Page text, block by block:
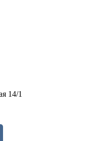
14/1